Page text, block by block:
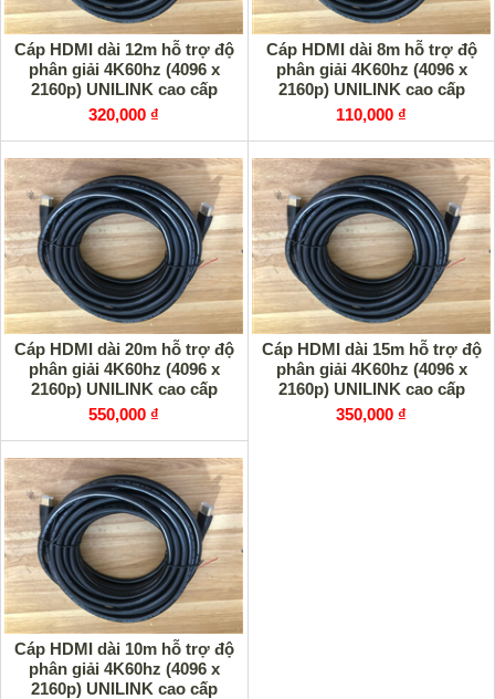
Cáp HDMI dài 12m hỗ trợ độ
phân giải 4K60hz (4096 x
2160p) UNILINK cao cấp
320,000 ₫
Cáp HDMI dài 8m hỗ trợ độ
phân giải 4K60hz (4096 x
2160p) UNILINK cao cấp
110,000 ₫
Cáp HDMI dài 20m hỗ trợ độ
phân giải 4K60hz (4096 x
2160p) UNILINK cao cấp
550,000 ₫
Cáp HDMI dài 15m hỗ trợ độ
phân giải 4K60hz (4096 x
2160p) UNILINK cao cấp
350,000 ₫
Cáp HDMI dài 10m hỗ trợ độ
phân giải 4K60hz (4096 x
2160p) UNILINK cao cấp